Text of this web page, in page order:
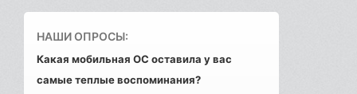
НАШИ ОПРОСЫ:
Какая мобильная ОС оставила у вас
самые теплые воспоминания?